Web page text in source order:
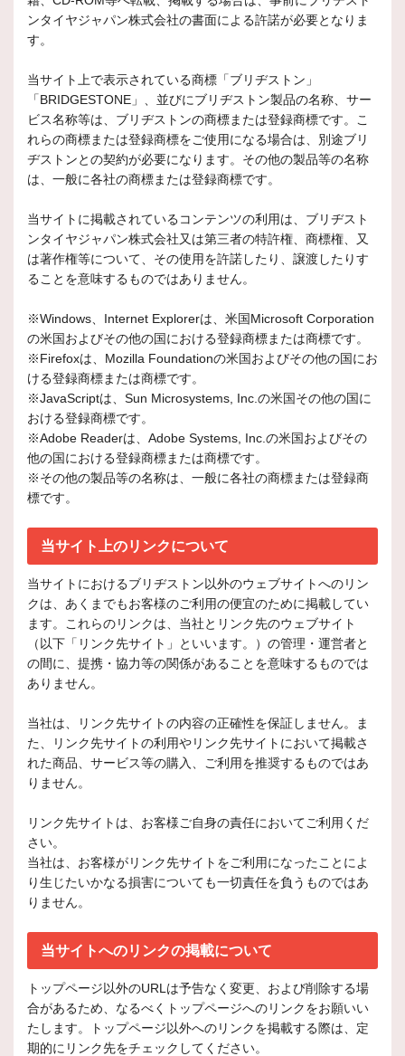
ンタイヤジャパン株式会社の書面による許諾が必要となりま
す。
当サイト上で表示されている商標「ブリヂストン」
「BRIDGESTONE」、並びにブリヂストン製品の名称、サー
ビス名称等は、ブリヂストンの商標または登録商標です。こ
れらの商標または登録商標をご使用になる場合は、別途ブリ
ヂストンとの契約が必要になります。その他の製品等の名称
は、一般に各社の商標または登録商標です。
当サイトに掲載されているコンテンツの利用は、ブリヂスト
ンタイヤジャパン株式会社又は第三者の特許権、商標権、又
は著作権等について、その使用を許諾したり、譲渡したりす
ることを意味するものではありません。
※Windows、Internet Explorerは、米国Microsoft Corporation
の米国およびその他の国における登録商標または商標です。
※Firefoxは、Mozilla Foundationの米国およびその他の国にお
ける登録商標または商標です。
※JavaScriptは、Sun Microsystems, Inc.の米国その他の国に
おける登録商標です。
※Adobe Readerは、Adobe Systems, Inc.の米国およびその
他の国における登録商標または商標です。
※その他の製品等の名称は、一般に各社の商標または登録商
標です。
当サイト上のリンクについて
当サイトにおけるブリヂストン以外のウェブサイトへのリン
クは、あくまでもお客様のご利用の便宜のために掲載してい
ます。これらのリンクは、当社とリンク先のウェブサイト
（以下「リンク先サイト」といいます。）の管理・運営者と
の間に、提携・協力等の関係があることを意味するものでは
ありません。
当社は、リンク先サイトの内容の正確性を保証しません。ま
た、リンク先サイトの利用やリンク先サイトにおいて掲載さ
れた商品、サービス等の購入、ご利用を推奨するものではあ
りません。
リンク先サイトは、お客様ご自身の責任においてご利用くだ
さい。
当社は、お客様がリンク先サイトをご利用になったことによ
り生じたいかなる損害についても一切責任を負うものではあ
りません。
当サイトへのリンクの掲載について
トップページ以外のURLは予告なく変更、および削除する場
合があるため、なるべくトップページへのリンクをお願いい
たします。トップページ以外へのリンクを掲載する際は、定
期的にリンク先をチェックしてください。